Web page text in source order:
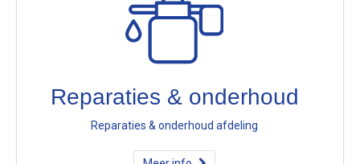
Reparaties & onderhoud
Reparaties & onderhoud afdeling